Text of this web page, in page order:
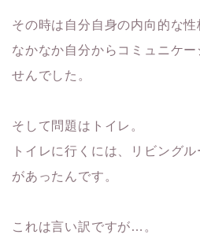
その時は自分自身の内向的な性
なかなか自分からコミュニケ
せんでした。
そして問題はトイレ。
トイレに行くには、リビング
があったんです。
これは言い訳ですが…。